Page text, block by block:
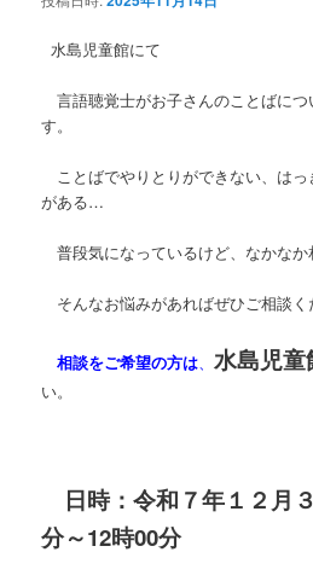
テ
ン
ツ
へ
移
動
ン
ツ
へ
移
動
水島児童館にて
言語聴覚士がお子さんのことばにつ
す。
ことばでやりとりができない、は
がある…
普段気になっているけど、なかな
そんなお悩みがあればぜひご相談く
相談をご希望の方は、水島児童
い。
日時：令和７年１２月
分～12時00分